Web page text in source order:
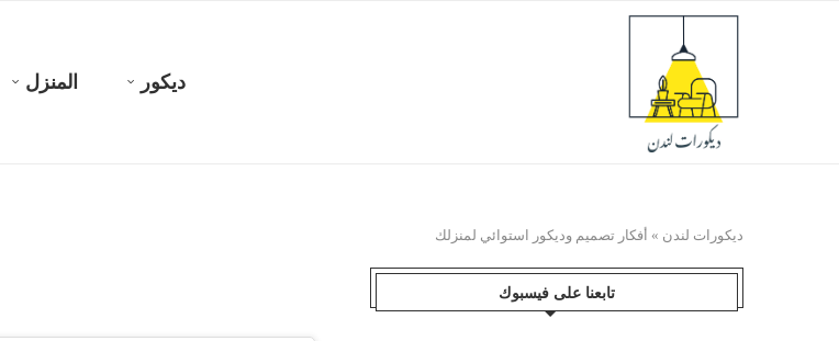
ديكور المنزل
ديكورات لندن » أفكار تصميم وديكور استوائي لمنزلك
تابعنا على فيسبوك